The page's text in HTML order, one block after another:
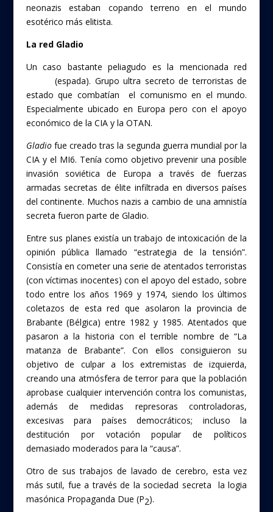
neonazis estaban copando terreno en el mundo
esotérico más elitista.
La red Gladio
Un caso bastante peliagudo es la mencionada red
(espada). Grupo ultra secreto de terroristas de
estado que combatían el comunismo en el mundo.
Especialmente ubicado en Europa pero con el apoyo
económico de la CIA y la OTAN.
Gladiofue creado tras la segunda guerra mundial por la
CIA y el MI6. Tenía como objetivo prevenir una posible
invasión soviética de Europa a través de fuerzas
armadas secretas de élite infiltrada en diversos países
del continente. Muchos nazis a cambio de una amnistía
secreta fueron parte de Gladio.
Entre sus planes existía un trabajo de intoxicación de la
opinión pública llamado “estrategia de la tensión”.
Consistía en cometer una serie de atentados terroristas
(con víctimas inocentes) con el apoyo del estado, sobre
todo entre los años 1969 y 1974, siendo los últimos
coletazos de esta red que asolaron la provincia de
Brabante (Bélgica) entre 1982 y 1985. Atentados que
pasaron a la historia con el terrible nombre de “La
matanza de Brabante”. Con ellos consiguieron su
objetivo de culpar a los extremistas de izquierda,
creando una atmósfera de terror para que la población
aprobase cualquier intervención contra los comunistas,
además de medidas represoras controladoras,
excesivas para países democráticos; incluso la
destitución por votación popular de políticos
demasiado moderados para la “causa”.
Otro de sus trabajos de lavado de cerebro, esta vez
más sutil, fue a través de la sociedad secreta la logia
masónica Propaganda Due (P2).